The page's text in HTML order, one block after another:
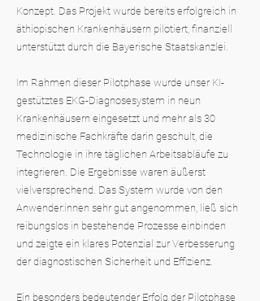
Konzept. Das Projekt wurde bereits erfolgreich in
äthiopischen Krankenhäusern pilotiert, finanziell
unterstützt durch die Bayerische Staatskanzlei.
Im Rahmen dieser Pilotphase wurde unser KI-
gestütztes EKG-Diagnosesystem in neun
Krankenhäusern eingesetzt und mehr als 30
medizinische Fachkräfte darin geschult, die
Technologie in ihre täglichen Arbeitsabläufe zu
integrieren. Die Ergebnisse waren äußerst
vielversprechend. Das System wurde von den
Anwender:innen sehr gut angenommen, ließ sich
reibungslos in bestehende Prozesse einbinden
und zeigte ein klares Potenzial zur Verbesserung
der diagnostischen Sicherheit und Effizienz.
Ein besonders bedeutender Erfolg der Pilotphase